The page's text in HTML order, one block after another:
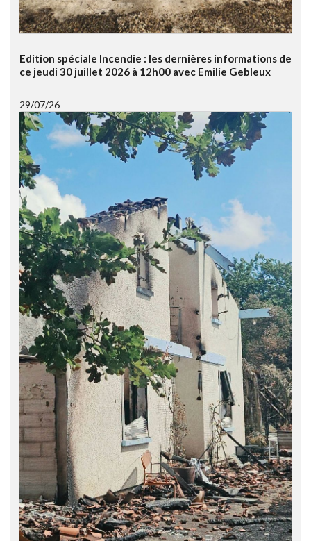
Edition spéciale Incendie : les dernières informations de
ce jeudi 30 juillet 2026 à 12h00 avec Emilie Gebleux
29/07/26